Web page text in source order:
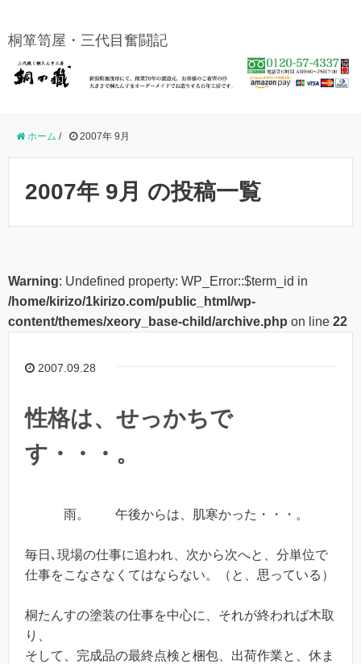
桐箪笥屋・三代目奮闘記
ホーム / 2007年 9月
2007年 9月 の投稿一覧
Warning: Undefined property: WP_Error::$term_id in
/home/kirizo/1kirizo.com/public_html/wp-
content/themes/xeory_base-child/archive.php on line 22
2007.09.28
性格は、せっかちで
す・・・。
雨。 午後からは、肌寒かった・・・。
毎日､現場の仕事に追われ、次から次へと、分単位で
仕事をこなさなくてはならない。（と、思っている）
桐たんすの塗装の仕事を中心に、それが終われば木取
り、
そして、完成品の最終点検と梱包、出荷作業と、休ま